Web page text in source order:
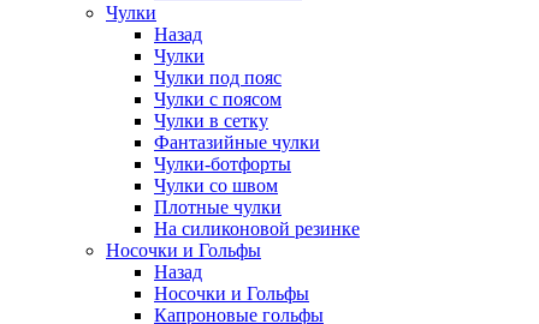
Чулки
Назад
Чулки
Чулки под пояс
Чулки с поясом
Чулки в сетку
Фантазийные чулки
Чулки-ботфорты
Чулки со швом
Плотные чулки
На силиконовой резинке
Носочки и Гольфы
Назад
Носочки и Гольфы
Капроновые гольфы